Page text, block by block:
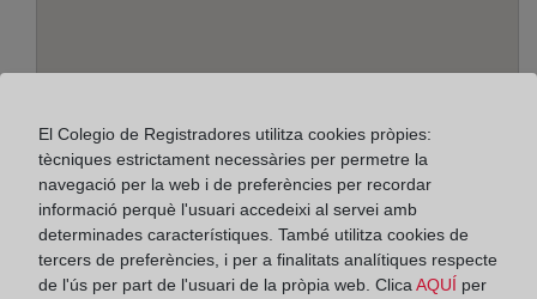
Adreça:
Alcalá, 540 - Edif. A - planta 2ª, 28027
El Colegio de Registradores utilitza cookies pròpies:
tècniques estrictament necessàries per permetre la
navegació per la web i de preferències per recordar
informació perquè l'usuari accedeixi al servei amb
determinades característiques. També utilitza cookies de
tercers de preferències, i per a finalitats analítiques respecte
de l'ús per part de l'usuari de la pròpia web. ClicaAQUÍ per